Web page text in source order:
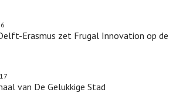
Erasmus zet Frugal Innovation op de
van De Gelukkige Stad